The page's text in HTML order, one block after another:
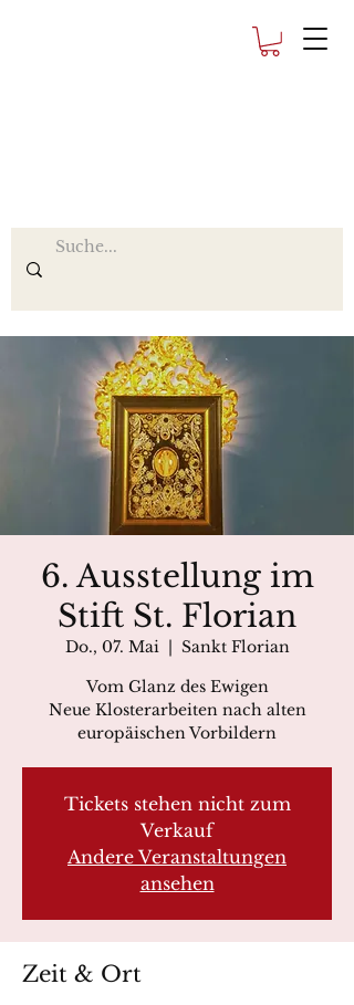
6. Ausstellung im
Stift St. Florian
Do., 07. Mai
  |
Sankt Florian
Vom Glanz des Ewigen
Neue Klosterarbeiten nach alten
europäischen Vorbildern
Tickets stehen nicht zum
Verkauf
Andere Veranstaltungen
ansehen
Zeit & Ort